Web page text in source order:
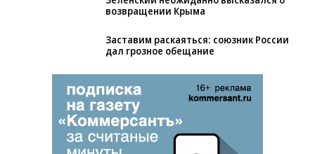
Зеленский неожиданно высказался о
Заставим раскаяться: союзник России
дал грозное обещание